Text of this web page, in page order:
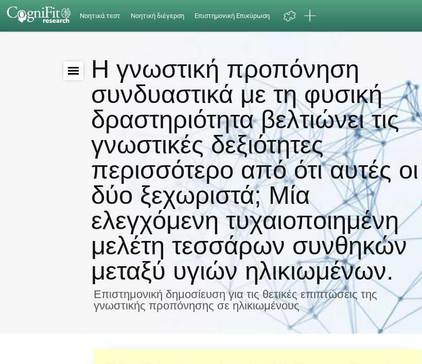
Νοητικά τεστ Νοητική διέγερση Επιστημονική Επικύρωση
Η γνωστική προπόνηση
συνδυαστικά με τη φυσική
δραστηριότητα βελτιώνει τις
γνωστικές δεξιότητες
περισσότερο από ότι αυτές οι
δύο ξεχωριστά; Μία
ελεγχόμενη τυχαιοποιημένη
μελέτη τεσσάρων συνθηκών
μεταξύ υγιών ηλικιωμένων.
Επιστημονική δημοσίευση για τις θετικές επιπτώσεις της
γνωστικής προπόνησης σε ηλικιωμένους